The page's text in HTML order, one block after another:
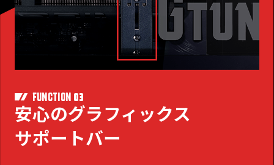
FUNCTION 03
安心のグラフィックス
サポートバー